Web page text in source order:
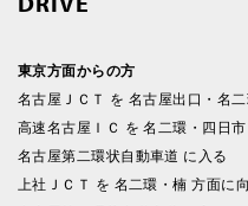
東京方面からの方
名古屋ＪＣＴ を 名古屋出口・名
高速名古屋ＩＣ を 名二環・四日
名古屋第二環状自動車道 に入る
上社ＪＣＴ を 名二環・楠 方面に